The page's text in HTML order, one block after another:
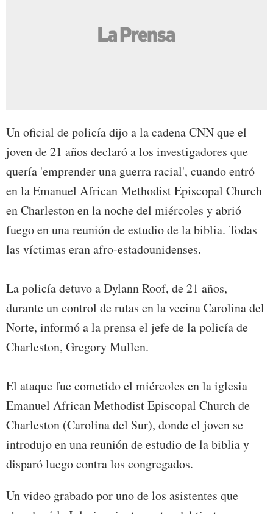
Un oficial de policía dijo a la cadena CNN que el
joven de 21 años declaró a los investigadores que
quería 'emprender una guerra racial', cuando entró
en la Emanuel African Methodist Episcopal Church
en Charleston en la noche del miércoles y abrió
fuego en una reunión de estudio de la biblia. Todas
las víctimas eran afro-estadounidenses.
La policía detuvo a Dylann Roof, de 21 años,
durante un control de rutas en la vecina Carolina del
Norte, informó a la prensa el jefe de la policía de
Charleston, Gregory Mullen.
El ataque fue cometido el miércoles en la iglesia
Emanuel African Methodist Episcopal Church de
Charleston (Carolina del Sur), donde el joven se
introdujo en una reunión de estudio de la biblia y
disparó luego contra los congregados.
Un video grabado por uno de los asistentes que